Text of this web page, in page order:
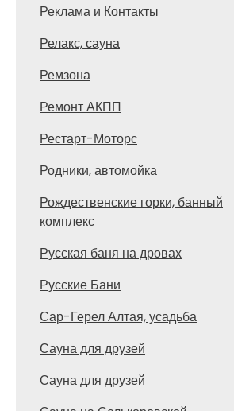
Реклама и Контакты
Релакс, сауна
Ремзона
Ремонт АКПП
Рестарт-Моторс
Родники, автомойка
Рождественские горки, банный
комплекс
Русская баня на дровах
Русские Бани
Сар-Герел Алтая, усадьба
Сауна для друзей
Сауна для друзей